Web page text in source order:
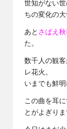
世知がない
ちの変化の大
あと さばえ
た。
数千人の観
レ花火。
いまでも鮮明
この曲を耳
とがよぎりま